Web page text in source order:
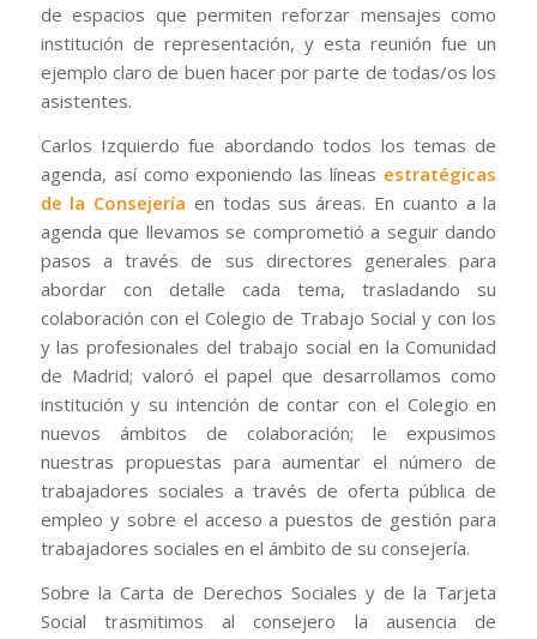
de espacios que permiten reforzar mensajes como
institución de representación, y esta reunión fue un
ejemplo claro de buen hacer por parte de todas/os los
asistentes.
Carlos Izquierdo fue abordando todos los temas de
agenda, así como exponiendo las líneas estratégicas
de la Consejería en todas sus áreas. En cuanto a la
agenda que llevamos se comprometió a seguir dando
pasos a través de sus directores generales para
abordar con detalle cada tema, trasladando su
colaboración con el Colegio de Trabajo Social y con los
y las profesionales del trabajo social en la Comunidad
de Madrid; valoró el papel que desarrollamos como
institución y su intención de contar con el Colegio en
nuevos ámbitos de colaboración; le expusimos
nuestras propuestas para aumentar el número de
trabajadores sociales a través de oferta pública de
empleo y sobre el acceso a puestos de gestión para
trabajadores sociales en el ámbito de su consejería.
Sobre la Carta de Derechos Sociales y de la Tarjeta
Social trasmitimos al consejero la ausencia de